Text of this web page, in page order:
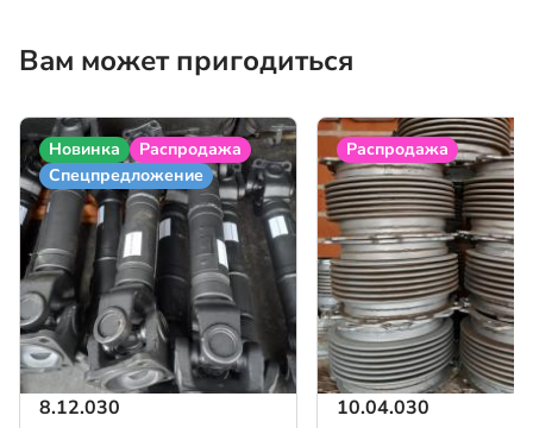
Вам может пригодиться
Новинка
Распродажа
Спецпредложение
8.12.030
Распродажа
10.04.030